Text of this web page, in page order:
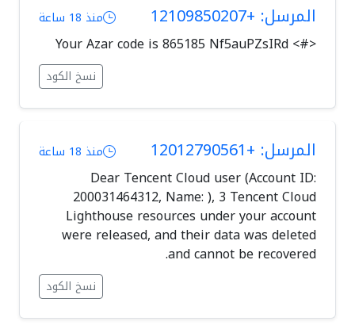
المرسل: +12109850207 منذ 18 ساعة
<#> Your Azar code is 865185 Nf5auPZsIRd
نسخ الكود
المرسل: +12012790561 منذ 18 ساعة
Dear Tencent Cloud user (Account ID:
200031464312, Name: ), 3 Tencent Cloud
Lighthouse resources under your account
were released, and their data was deleted
and cannot be recovered.
نسخ الكود